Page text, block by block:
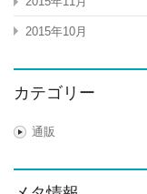
2015年10月
カテゴリー
通販